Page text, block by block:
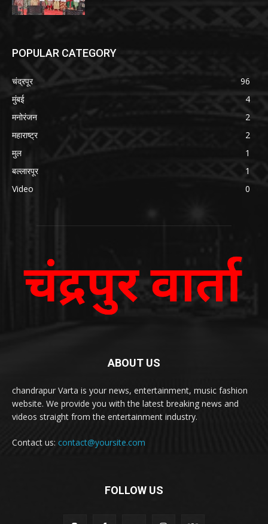
POPULAR CATEGORY
चंद्रपूर
96
मुंबई
4
मनोरंजन
2
महाराष्ट्र
2
मुल
1
बल्लारपूर
1
Video
0
ABOUT US
chandrapur Varta is your news, entertainment, music fashion
website. We provide you with the latest breaking news and
videos straight from the entertainment industry.
Contact us: contact@yoursite.com
FOLLOW US